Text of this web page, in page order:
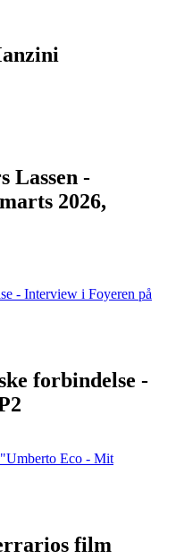
Lassen -
2026,
forbindelse -
film